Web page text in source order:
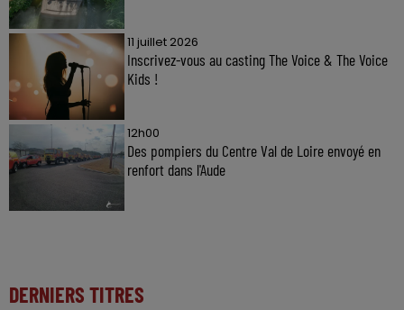
11 juillet 2026
Inscrivez-vous au casting The Voice & The Voice
Kids !
12h00
Des pompiers du Centre Val de Loire envoyé en
renfort dans l'Aude
DERNIERS TITRES